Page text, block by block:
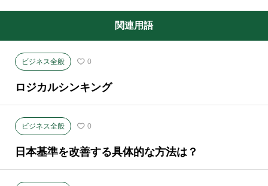
関連用語
ビジネス全般 0
ロジカルシンキング
ビジネス全般 0
日本基準を改善する具体的な方法は？